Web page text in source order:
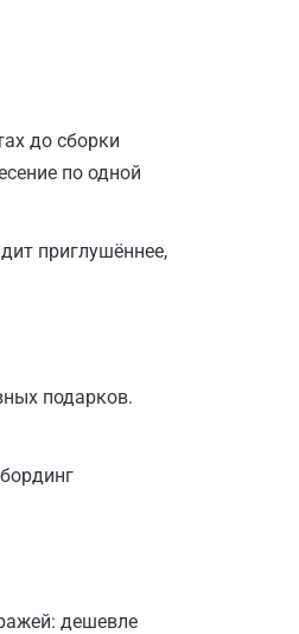
до сборки
по одной
приглушённее,
подарков.
дешевле